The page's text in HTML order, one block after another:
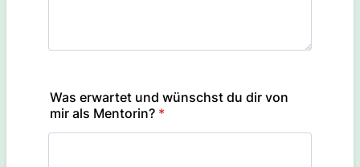
Was erwartet und wünschst du dir von
mir als Mentorin? *